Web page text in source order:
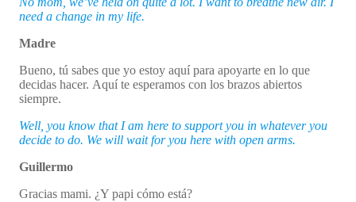
need a change in my life.
Madre
Bueno, tú sabes que yo estoy aquí para apoyarte en lo que
decidas hacer. Aquí te esperamos con los brazos abiertos
siempre.
Well, you know that I am here to support you in whatever you
decide to do. We will wait for you here with open arms.
Guillermo
Gracias mami. ¿Y papi cómo está?